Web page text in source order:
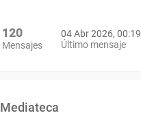
120
Mensajes
04 Abr 2026, 00:19
Último mensaje
Mediateca